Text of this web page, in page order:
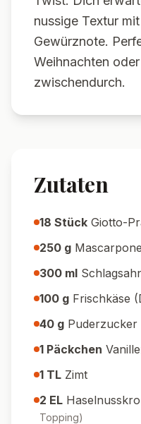
nussige Textur
Gewürznote.
Weihnachten
zwischendurch.
Zutaten
18 Stück Giotto-
250 g Mascarpone
300 ml
100 g Frischkäse
40 g Puderzucker
1 Päckchen
1 TL Zimt
2 EL
Topping)